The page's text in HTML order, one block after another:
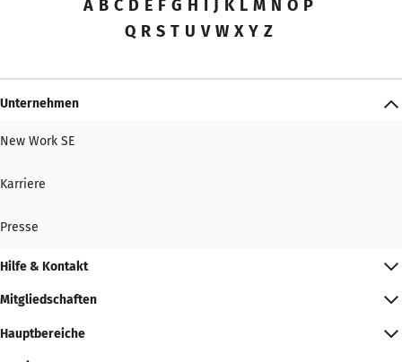
A B C D E F G H I J K L M N O P
Q R S T U V W X Y Z
Unternehmen
New Work SE
Karriere
Presse
Hilfe & Kontakt
Mitgliedschaften
Hauptbereiche